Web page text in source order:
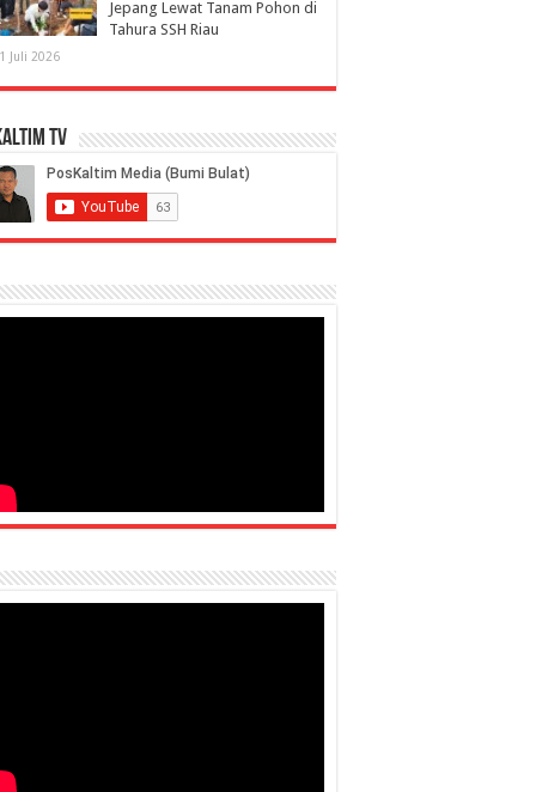
Jepang Lewat Tanam Pohon di
Tahura SSH Riau
Juli 2026
TV